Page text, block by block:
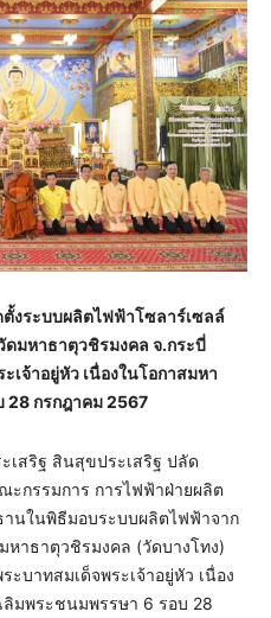
งระบบผลิตไฟฟ้าโซลาร์เซลล์
มหาธาตุวชิรมงคล จ.กระบี่
เจ้าอยู่หัว เนื่องในโอกาสมหา
28 กรกฎาคม2567
เสริฐ สินสุขประเสริฐ ปลัด
ะกรรมการ การไฟฟ้าฝ่ายผลิต
านในพิธีมอบระบบผลิตไฟฟ้าจาก
หาธาตุวชิรมงคล (วัดบางโทง)
ะบาทสมเด็จพระเจ้าอยู่หัว เนื่อง
มพระชนมพรรษา 6 รอบ 28